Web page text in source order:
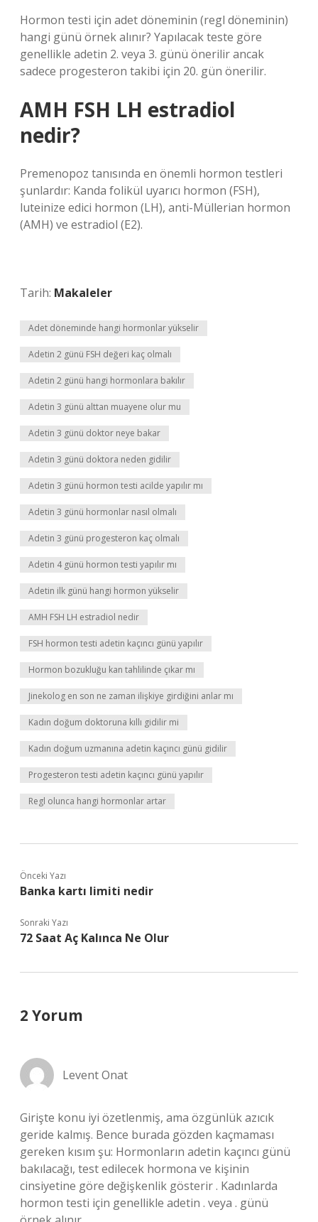
Hormon testi için adet döneminin (regl döneminin)
hangi günü örnek alınır? Yapılacak teste göre
genellikle adetin 2. veya 3. günü önerilir ancak
sadece progesteron takibi için 20. gün önerilir.
AMH FSH LH estradiol
nedir?
Premenopoz tanısında en önemli hormon testleri
şunlardır: Kanda folikül uyarıcı hormon (FSH),
luteinize edici hormon (LH), anti-Müllerian hormon
(AMH) ve estradiol (E2).
Tarih: Makaleler
Adet döneminde hangi hormonlar yükselir
Adetin 2 günü FSH değeri kaç olmalı
Adetin 2 günü hangi hormonlara bakılır
Adetin 3 günü alttan muayene olur mu
Adetin 3 günü doktor neye bakar
Adetin 3 günü doktora neden gidilir
Adetin 3 günü hormon testi acilde yapılır mı
Adetin 3 günü hormonlar nasıl olmalı
Adetin 3 günü progesteron kaç olmalı
Adetin 4 günü hormon testi yapılır mı
Adetin ilk günü hangi hormon yükselir
AMH FSH LH estradiol nedir
FSH hormon testi adetin kaçıncı günü yapılır
Hormon bozukluğu kan tahlilinde çıkar mı
Jinekolog en son ne zaman ilişkiye girdiğini anlar mı
Kadın doğum doktoruna kıllı gidilir mi
Kadın doğum uzmanına adetin kaçıncı günü gidilir
Progesteron testi adetin kaçıncı günü yapılır
Regl olunca hangi hormonlar artar
Önceki Yazı
Banka kartı limiti nedir
Sonraki Yazı
72 Saat Aç Kalınca Ne Olur
2 Yorum
Levent Onat
Girişte konu iyi özetlenmiş, ama özgünlük azıcık
geride kalmış. Bence burada gözden kaçmaması
gereken kısım şu: Hormonların adetin kaçıncı günü
bakılacağı, test edilecek hormona ve kişinin
cinsiyetine göre değişkenlik gösterir . Kadınlarda
hormon testi için genellikle adetin . veya . günü